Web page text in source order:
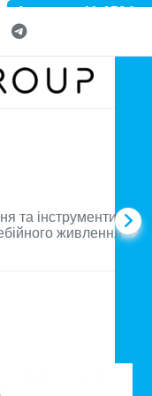
та інструменти
живлення
Артикул: 11-1594